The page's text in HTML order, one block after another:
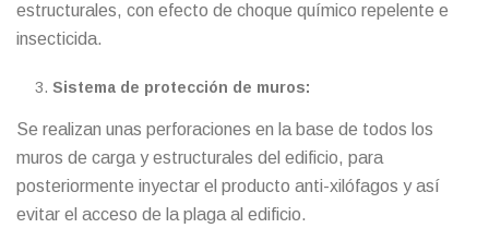
estructurales, con efecto de choque químico repelente e
insecticida.
Sistema de protección de muros:
Se realizan unas perforaciones en la base de todos los
muros de carga y estructurales del edificio, para
posteriormente inyectar el producto anti-xilófagos y así
evitar el acceso de la plaga al edificio.